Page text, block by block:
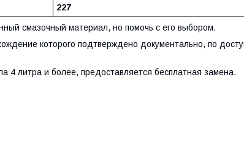
227
смазочный материал, но помочь с его выбором.
которого подтверждено документально, по
4 литра и более, предоставляется бесплатная замена.